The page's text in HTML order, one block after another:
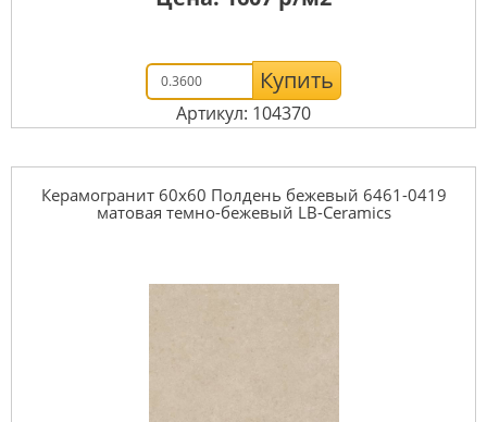
Купить
Артикул: 104370
Керамогранит 60x60 Полдень бежевый 6461-0419
матовая темно-бежевый LB-Ceramics